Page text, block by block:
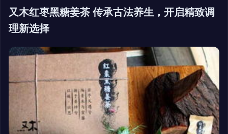
又木红枣黑糖姜茶 传承古法养生，开启精致调
理新选择